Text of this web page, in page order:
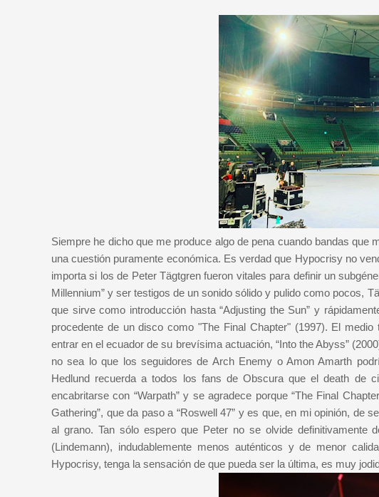
Siempre he dicho que me produce algo de pena cuando bandas
una cuestión puramente económica. Es verdad que Hypocrisy no
importa si los de Peter Tägtgren fueron vitales para definir un
Millennium” y ser testigos de un sonido sólido y pulido como pocos,
que sirve como introducción hasta “Adjusting the Sun” y
procedente de un disco como "The Final Chapter" (1997). El
entrar en el ecuador de su brevísima actuación, “Into the Abyss”
no sea lo que los seguidores de Arch Enemy o Amon Amarth
Hedlund recuerda a todos los fans de Obscura que el death de
encabritarse con “Warpath” y se agradece porque “The Final
Gathering”, que da paso a “Roswell 47” y es que, en mi opinión, de
al grano. Tan sólo espero que Peter no se olvide
(Lindemann), indudablemente menos auténticos y de menor
Hypocrisy, tenga la sensación de que pueda ser la última, es muy